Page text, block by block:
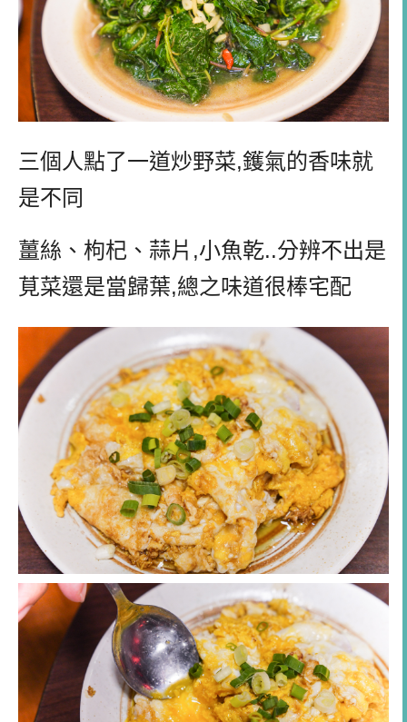
三個人點了一道炒野菜,鑊氣的香味就
是不同
薑絲、枸杞、蒜片,小魚乾..分辨不出是
莧菜還是當歸葉,總之味道很棒宅配